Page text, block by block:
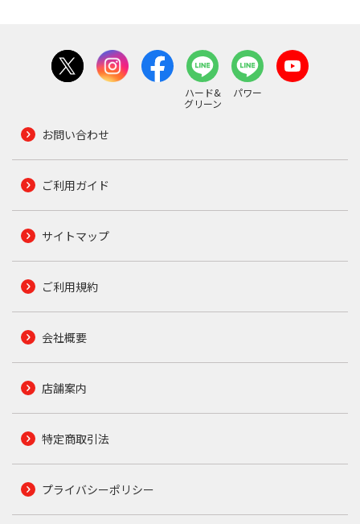
ハード&
グリーン
パワー
お問い合わせ
ご利用ガイド
サイトマップ
ご利用規約
会社概要
店舗案内
特定商取引法
プライバシーポリシー